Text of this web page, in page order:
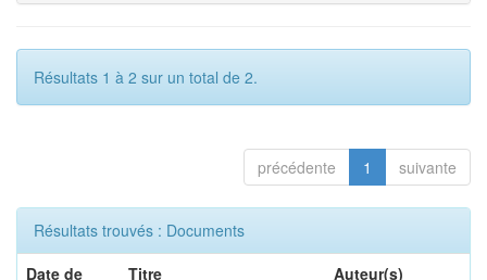
Résultats 1 à 2 sur un total de 2.
précédente 1 suivante
Résultats trouvés : Documents
Date de
Titre Auteur(s)